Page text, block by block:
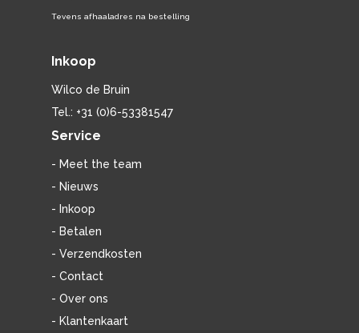
Tevens afhaaladres na bestelling
Inkoop
Wilco de Bruin
Tel.: +31 (0)6-53381547
Service
- Meet the team
- Nieuws
- Inkoop
- Betalen
- Verzendkosten
- Contact
- Over ons
- Klantenkaart